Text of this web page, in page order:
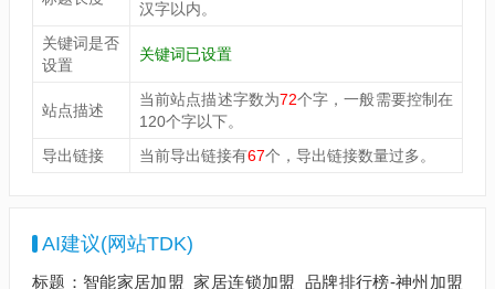
汉字以内。
关键词是否
设置
关键词已设置
站点描述
当前站点描述字数为72个字，一般需要控制在
120个字以下。
导出链接
当前导出链接有67个，导出链接数量过多。
AI建议(网站TDK)
标题：智能家居加盟_家居连锁加盟_品牌排行榜-神州加盟